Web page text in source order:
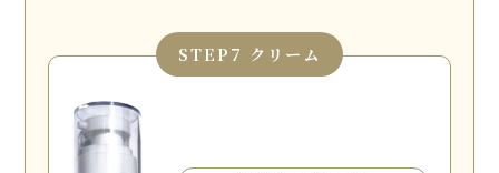
STEP 7 クリーム